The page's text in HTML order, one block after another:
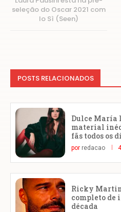
seleção do Oscar 2021 com
Io Sì (Seen)
POSTS RELACIONADOS
Dulce María
material
fãs todos os
por redacao
Ricky
completo de
década